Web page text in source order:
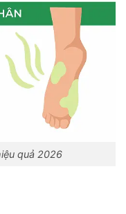
quả 2026